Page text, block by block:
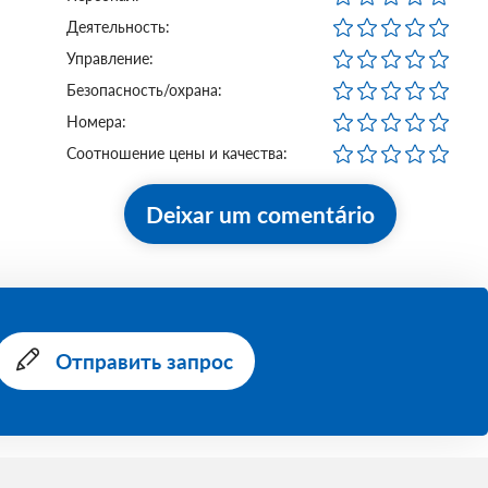
Деятельность:
Управление:
Безопасность/охрана:
Номера:
Соотношение цены и качества:
Deixar um comentário
Отправить запрос